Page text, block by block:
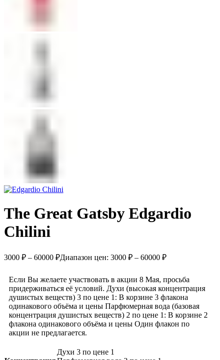
The Great Gatsby Edgardio
Chilini
3000 ₽ – 60000 ₽Диапазон цен: 3000 ₽ – 60000 ₽
Если Вы желаете участвовать в акции 8 Мая, просьба
придерживаться её условий. Духи (высокая концентрация
душистых веществ) 3 по цене 1: В корзине 3 флакона
одинакового объёма и цены Парфюмерная вода (базовая
концентрация душистых веществ) 2 по цене 1: В корзине 2
флакона одинакового объёма и цены Один флакон по
акции не предлагается.
Духи 3 по цене 1